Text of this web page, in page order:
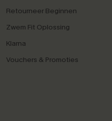
Retourneer Beginnen
Zwem Fit Oplossing
Klarna
Vouchers & Promoties